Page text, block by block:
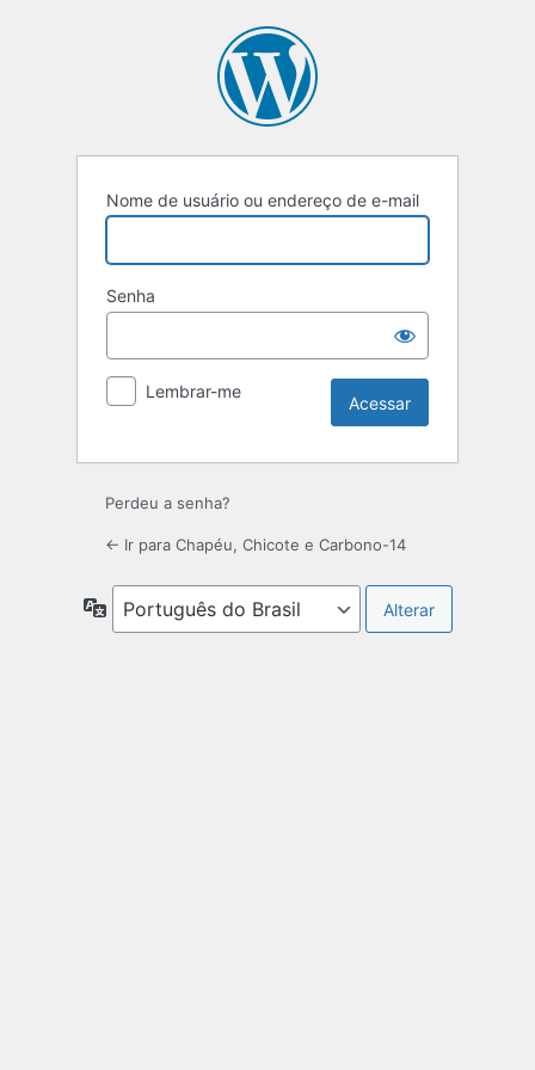
Nome de usuário ou endereço de e-mail
Senha
Lembrar-me
Perdeu a senha?
← Ir para Chapéu, Chicote e Carbono-14
Idioma